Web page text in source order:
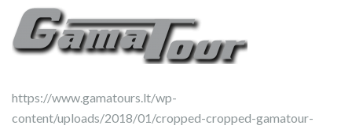
https://www.gamatours.lt/wp-
content/uploads/2018/01/cropped-cropped-gamatour-